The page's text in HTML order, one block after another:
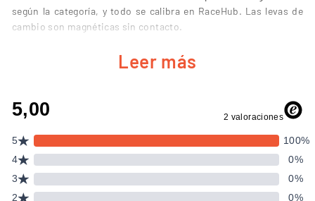
según la categoría, y todo se calibra en RaceHub. Las levas de
cambio son magnéticas sin contacto.
ASETEK FORTE GT
carrera.
: revoluciones, banderas, botones y encoders,
totalmente configurables.
Leer más